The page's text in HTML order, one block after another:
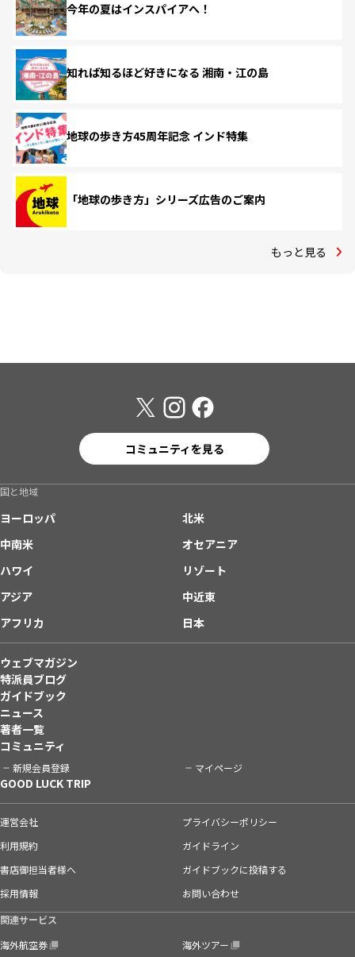
今年の夏はインスパイアへ！
知れば知るほど好きになる 湘南・江の島
地球の歩き方45周年記念 インド特集
「地球の歩き方」シリーズ広告のご案内
もっと見る
コミュニティを見る
国と地域
ヨーロッパ
北米
中南米
オセアニア
ハワイ
リゾート
アジア
中近東
アフリカ
日本
ウェブマガジン
特派員ブログ
ガイドブック
ニュース
著者一覧
コミュニティ
新規会員登録 マイページ
GOOD LUCK TRIP
運営会社
プライバシーポリシー
利用規約
ガイドライン
書店御担当者様へ
ガイドブックに投稿する
採用情報
お問い合わせ
関連サービス
海外航空券
海外ツアー